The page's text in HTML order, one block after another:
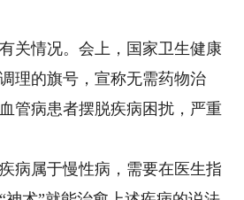
情况。会上，国家卫生健康
理的旗号，宣称无需药物治
管病患者摆脱疾病困扰，严重
属于慢性病，需要在医生指